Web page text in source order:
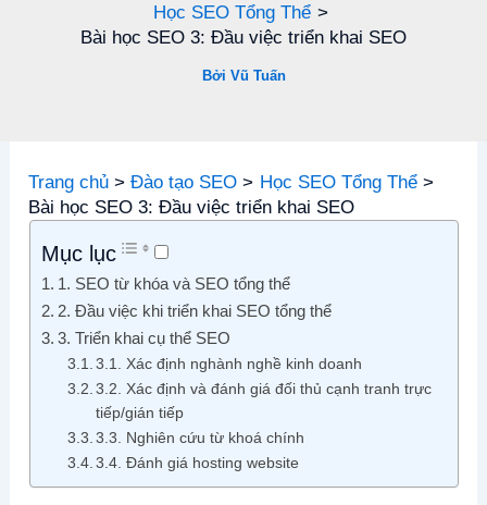
Học SEO Tổng Thể
Bài học SEO 3: Đầu việc triển khai SEO
Bởi Vũ Tuấn
Trang chủ Đào tạo SEO
Học SEO Tổng Thể
Bài học SEO 3: Đầu việc triển khai SEO
Mục lục
1. SEO từ khóa và SEO tổng thể
2. Đầu việc khi triển khai SEO tổng thể
3. Triển khai cụ thể SEO
3.1. Xác định nghành nghề kinh doanh
3.2. Xác định và đánh giá đối thủ cạnh tranh trực
tiếp/gián tiếp
3.3. Nghiên cứu từ khoá chính
3.4. Đánh giá hosting website